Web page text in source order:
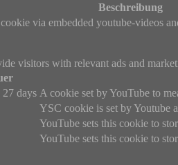
Beschreibung
via embedded youtube-videos
visitors with relevant ads and
27 days A cookie set by YouTube to
YSC cookie is set by Youtube
YouTube sets this cookie to
YouTube sets this cookie to